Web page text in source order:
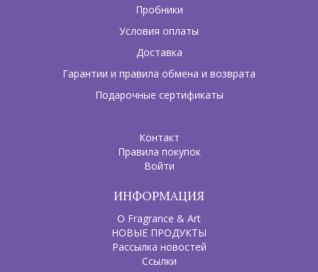
Пробники
Условия оплаты
Доставка
Гарантии и правила обмена и возврата
Подарочные сертификаты
Контакт
Правила покупок
Войти
ИНФОРМАЦИЯ
О Fragrance & Art
НОВЫЕ ПРОДУКТЫ
Рассылка новостей
Ссылки